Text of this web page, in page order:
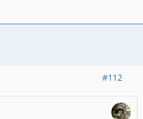
#112